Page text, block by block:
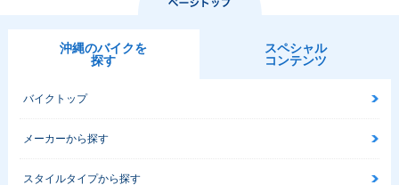
沖縄のバイクを
探す
スペシャル
コンテンツ
バイクトップ
メーカーから探す
スタイルタイプから探す